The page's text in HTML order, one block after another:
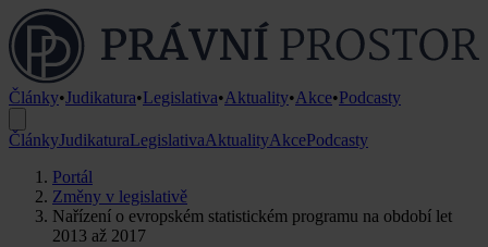
Články•Judikatura•Legislativa•Aktuality•Akce•Podcasty
ČlánkyJudikaturaLegislativaAktualityAkcePodcasty
Portál
Změny v legislativě
Nařízení o evropském statistickém programu na období let
2013 až 2017